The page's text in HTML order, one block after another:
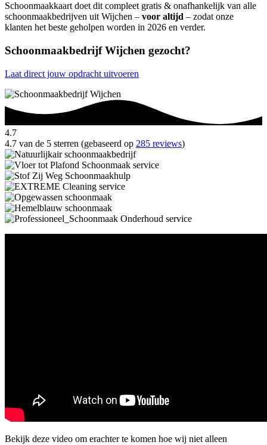
Schoonmaakkaart doet dit compleet gratis & onafhankelijk van alle
schoonmaakbedrijven uit Wijchen – voor altijd – zodat onze
klanten het beste geholpen worden in 2026 en verder.
Schoonmaakbedrijf Wijchen gezocht?
Laat direct jouw opdracht uitvoeren
4.7
4.7 van de 5 sterren (gebaseerd op 285 reviews)
Bekijk deze video om erachter te komen hoe wij niet alleen